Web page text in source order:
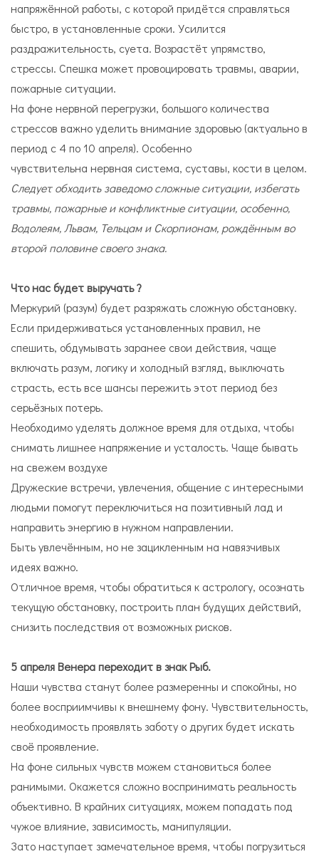
напряжённой работы, с которой придётся справляться
быстро, в установленные сроки. Усилится
раздражительность, суета. Возрастёт упрямство,
стрессы. Спешка может провоцировать травмы, аварии,
пожарные ситуации.
На фоне нервной перегрузки, большого количества
стрессов важно уделить внимание здоровью (актуально в
период с 4 по 10 апреля). Особенно
чувствительна нервная система, суставы, кости в целом.
Следует обходить заведомо сложные ситуации, избегать
травмы, пожарные и конфликтные ситуации, особенно,
Водолеям, Львам, Тельцам и Скорпионам, рождённым во
второй половине своего знака.
Что нас будет выручать ?
Меркурий (разум) будет разряжать сложную обстановку.
Если придерживаться установленных правил, не
спешить, обдумывать заранее свои действия, чаще
включать разум, логику и холодный взгляд, выключать
страсть, есть все шансы пережить этот период без
серьёзных потерь.
Необходимо уделять должное время для отдыха, чтобы
снимать лишнее напряжение и усталость. Чаще бывать
на свежем воздухе
Дружеские встречи, увлечения, общение с интересными
людьми помогут переключиться на позитивный лад и
направить энергию в нужном направлении.
Быть увлечённым, но не зацикленным на навязчивых
идеях важно.
Отличное время, чтобы обратиться к астрологу, осознать
текущую обстановку, построить план будущих действий,
снизить последствия от возможных рисков.
5 апреля Венера переходит в знак Рыб.
Наши чувства станут более размеренны и спокойны, но
более восприимчивы к внешнему фону. Чувствительность,
необходимость проявлять заботу о других будет искать
своё проявление.
На фоне сильных чувств можем становиться более
ранимыми. Окажется сложно воспринимать реальность
объективно. В крайних ситуациях, можем попадать под
чужое влияние, зависимость, манипуляции.
Зато наступает замечательное время, чтобы погрузиться